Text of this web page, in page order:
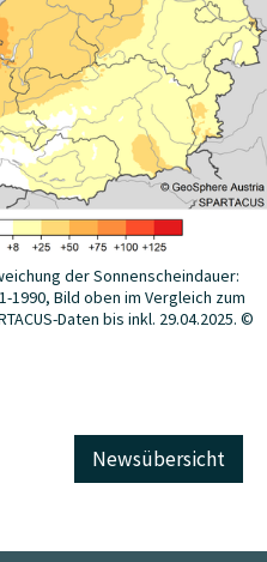
der Sonnenscheindauer:
1990, Bild oben im Vergleich zum
Daten bis inkl. 29.04.2025. ©
Newsübersicht